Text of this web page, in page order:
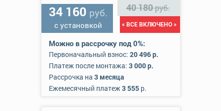
34 160 руб.
с установкой
40 180руб.
« ВСЕ ВКЛЮЧЕНО »
Можно в рассрочку под 0%:
Первоначальный взнос: 20 496 р.
Платеж после монтажа: 3 000 р.
Рассрочка на 3 месяца
Ежемесячный платеж3 555р.